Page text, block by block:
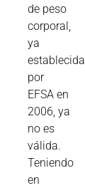
de peso
corporal,
ya
establecida
por
EFSA en
2006, ya
no es
válida.
Teniendo
en